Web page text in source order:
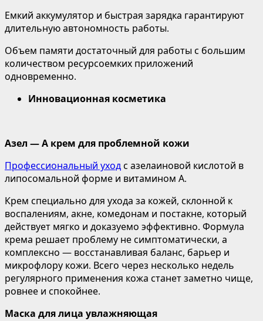
Емкий аккумулятор и быстрая зарядка гарантируют
длительную автономность работы.
Объем памяти достаточный для работы с большим
количеством ресурсоемких приложений
одновременно.
Инновационная косметика
Азел — А крем для проблемной кожи
Профессиональный уходс азелаиновой кислотой в
липосомальной форме и витамином А.
Крем специально для ухода за кожей, склонной к
воспалениям, акне, комедонам и постакне, который
действует мягко и доказуемо эффективно. Формула
крема решает проблему не симптоматически, а
комплексно — восстанавливая баланс, барьер и
микрофлору кожи. Всего через несколько недель
регулярного применения кожа станет заметно чище,
ровнее и спокойнее.
Маска для лица увлажняющая